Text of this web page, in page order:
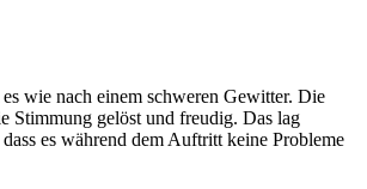
wie nach einem schweren Gewitter. Die
Stimmung gelöst und freudig. Das lag
es während dem Auftritt keine Probleme